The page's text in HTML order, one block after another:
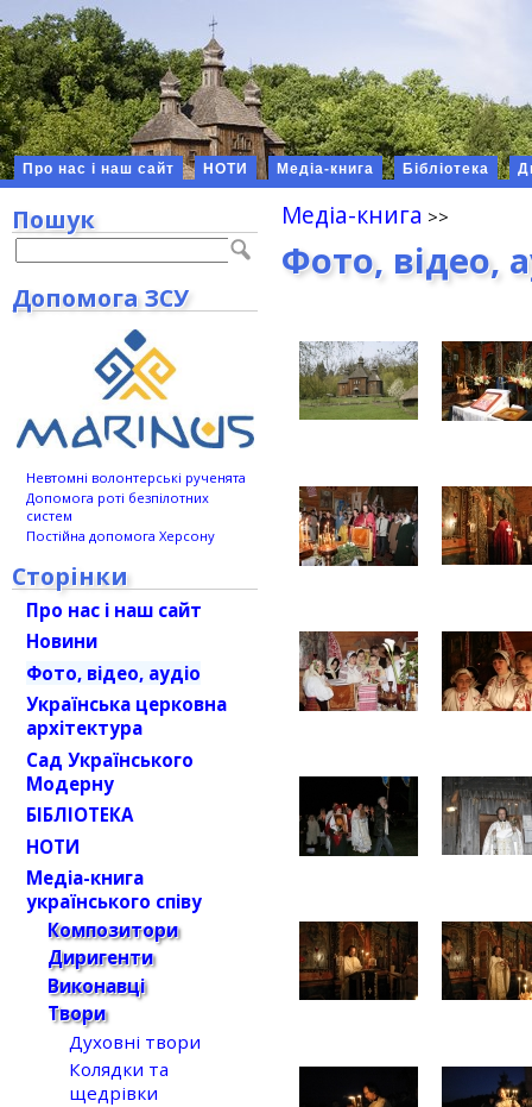
Про нас і наш сайт НОТИ Медіа-книга Бібліотека
Медіа-книга
Фото, відео,
Пошук
Допомога ЗСУ
Невтомні волонтерські рученята
Допомога роті безпілотних
систем
Постійна допомога Херсону
Сторінки
Про нас і наш сайт
Новини
Фото, відео, аудіо
Українська церковна
архітектура
Сад Українського
Модерну
БІБЛІОТЕКА
НОТИ
Медіа-книга
українського співу
Композитори
Диригенти
Виконавці
Твори
Духовні твори
Колядки та
щедрівки